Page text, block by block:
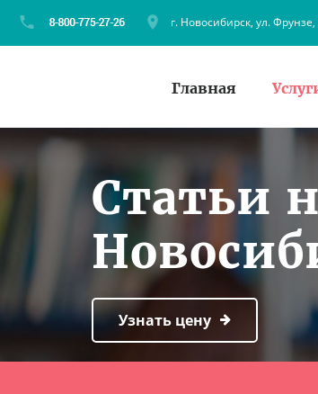
г. Новосибирск, ул.
Главная
Статьи
Узнать цену